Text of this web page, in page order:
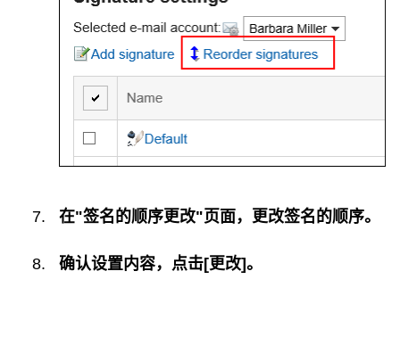
在"签名的顺序更改"页面，更改签名的顺序。
确认设置内容，点击[更改]。